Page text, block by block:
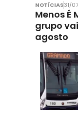
NOTÍCIAS31/
Menos É
grupo
agosto